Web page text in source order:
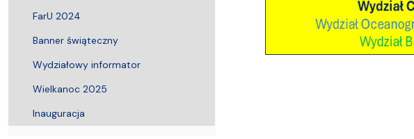
FarU 2024
Banner świąteczny
Wydziałowy informator
Wielkanoc 2025
Inauguracja